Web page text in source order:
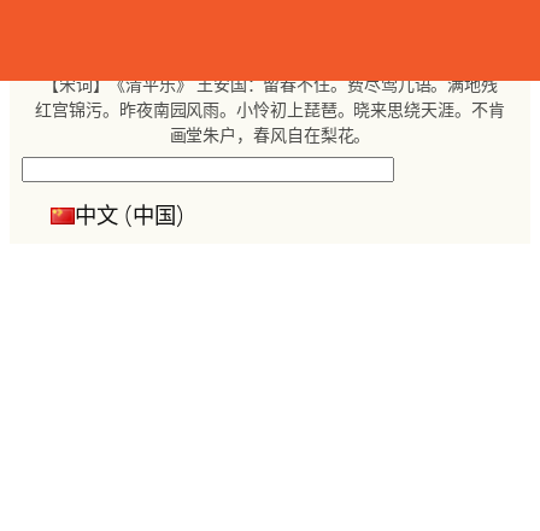
内 【宋词】《清平乐》 王安国：留春不住。费尽莺儿语。满地残
红宫锦污。昨夜南园风雨。小怜初上琵琶。晓来思绕天涯。不肯
画堂朱户，春风自在梨花。
中文 (中国)